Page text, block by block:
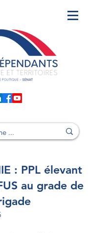
: PPL élevant
au grade de